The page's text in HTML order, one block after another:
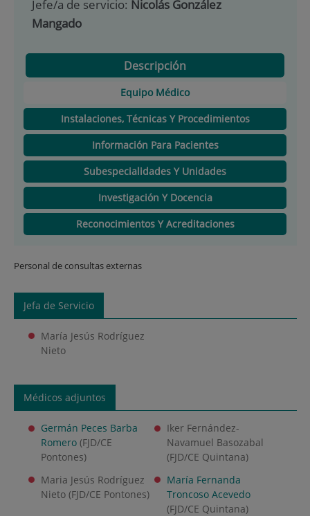
Jefe/a de servicio: Nicolás González
Mangado
Descripción
Equipo Médico
Instalaciones, Técnicas Y Procedimientos
Información Para Pacientes
Subespecialidades Y Unidades
Investigación Y Docencia
Reconocimientos Y Acreditaciones
Personal de consultas externas
Jefa de Servicio
María Jesús Rodríguez
Nieto
Médicos adjuntos
Germán Peces Barba
Romero(FJD/CE
Pontones)
Iker Fernández-
Navamuel Basozabal
(FJD/CE Quintana)
Maria Jesús Rodríguez
Nieto (FJD/CE Pontones)
María Fernanda
Troncoso Acevedo
(FJD/CE Quintana)